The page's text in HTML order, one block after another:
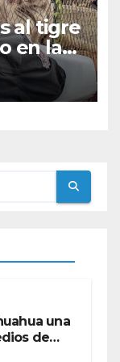
al tigre
en la
una
de